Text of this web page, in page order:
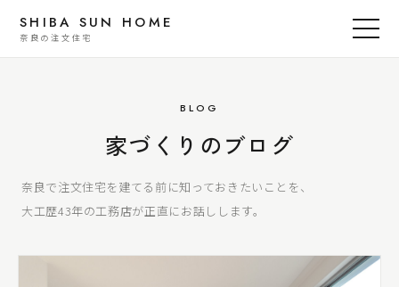
SHIBA SUN HOME
奈良の注文住宅
BLOG
家づくりのブログ
奈良で注文住宅を建てる前に知っておきたいことを、
大工歴43年の工務店が正直にお話しします。